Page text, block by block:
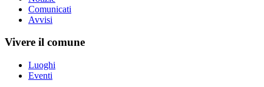
Comunicati
Avvisi
Vivere il comune
Luoghi
Eventi